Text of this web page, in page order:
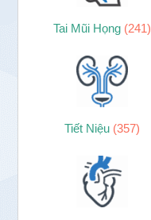
Tai Mũi Họng (241)
Tiết Niệu (357)